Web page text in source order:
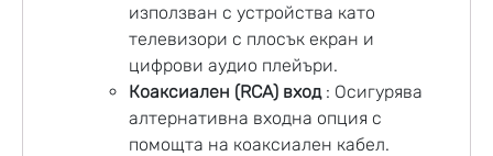
използван с устройства като
телевизори с плосък екран и
цифрови аудио плейъри.
Коаксиален (RCA) вход : Осигурява
алтернативна входна опция с
помощта на коаксиален кабел.